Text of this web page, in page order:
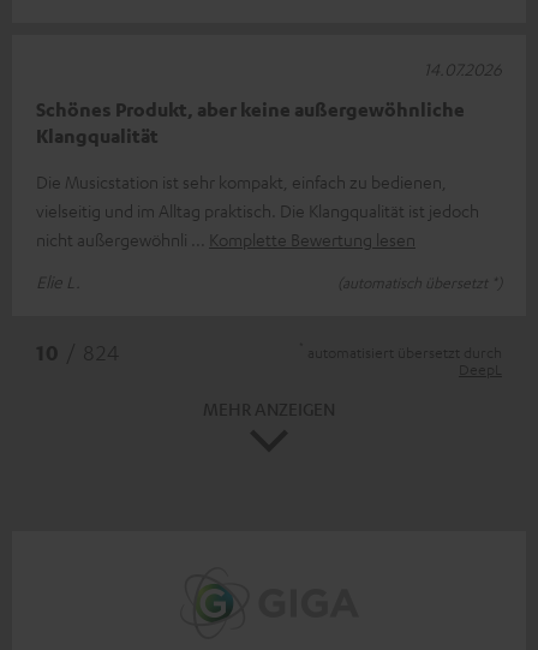
Schönes Produkt, aber keine außergewöhnliche
Klangqualität
Die Musicstation ist sehr kompakt, einfach zu bedienen,
vielseitig und im Alltag praktisch. Die Klangqualität ist jedoch
nicht außergewöhnli
Komplette Bewertung lesen
Elie L.
(automatisch übersetzt *)
14.07.2026